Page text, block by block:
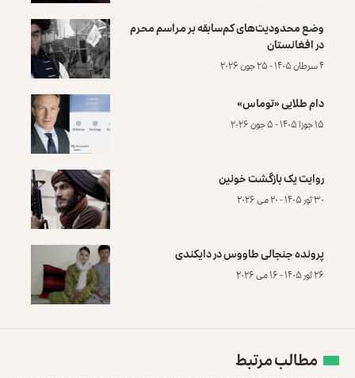
وضع محدودیت‌های کم‌سابقه بر مراسم محرم
در افغانستان
۴ سرطان ۱۴۰۵ - ۲۵ جون ۲۰۲۶
دام طلایی «توماس»
۱۵ جوزا ۱۴۰۵ - ۵ جون ۲۰۲۶
روایت یک بازگشت خونین
۳۰ ثور ۱۴۰۵ - ۲۰ می ۲۰۲۶
پرونده‌ جنجالی طاووس در دایکندی
۲۶ ثور ۱۴۰۵ - ۱۶ می ۲۰۲۶
مطالب مرتبط